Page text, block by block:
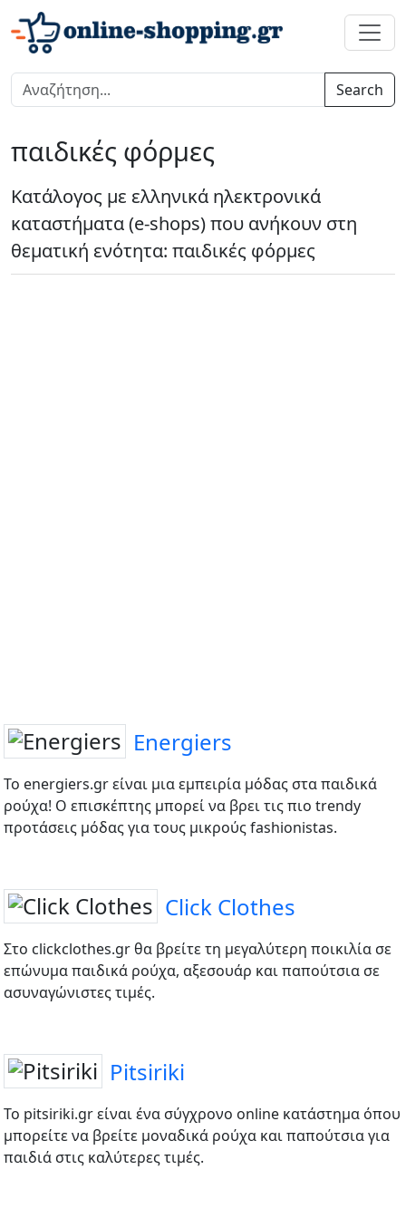
Search
παιδικές φόρμες
Κατάλογος με ελληνικά ηλεκτρονικά
καταστήματα (e-shops) που ανήκουν στη
θεματική ενότητα: παιδικές φόρμες
Energiers
Το energiers.gr είναι μια εμπειρία μόδας στα παιδικά
ρούχα! Ο επισκέπτης μπορεί να βρει τις πιο trendy
προτάσεις μόδας για τους μικρούς fashionistas.
Click Clothes
Στο clickclothes.gr θα βρείτε τη μεγαλύτερη ποικιλία σε
επώνυμα παιδικά ρούχα, αξεσουάρ και παπούτσια σε
ασυναγώνιστες τιμές.
Pitsiriki
Το pitsiriki.gr είναι ένα σύγχρονο online κατάστημα όπου
μπορείτε να βρείτε μοναδικά ρούχα και παπούτσια για
παιδιά στις καλύτερες τιμές.